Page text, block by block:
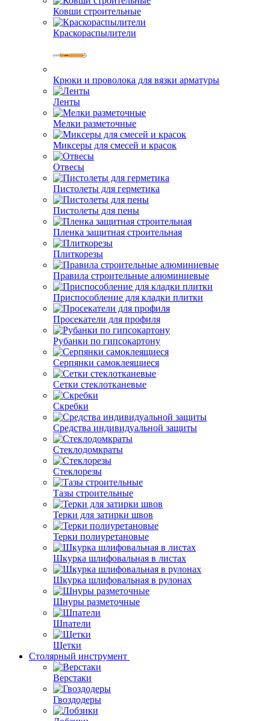
Ковши строительные
Краскораспылители
Крюки и проволока для вязки арматуры
Ленты
Мелки разметочные
Миксеры для смесей и красок
Отвесы
Пистолеты для герметика
Пистолеты для пены
Пленка защитная строительная
Плиткорезы
Правила строительные алюминиевые
Приспособление для кладки плитки
Просекатели для профиля
Рубанки по гипсокартону
Серпянки самоклеящиеся
Сетки стеклотканевые
Скребки
Средства индивидуальной защиты
Стеклодомкраты
Стеклорезы
Тазы строительные
Терки для затирки швов
Терки полиуретановые
Шкурка шлифовальная в листах
Шкурка шлифовальная в рулонах
Шнуры разметочные
Шпатели
Щетки
Столярный инструмент
Верстаки
Гвоздодеры